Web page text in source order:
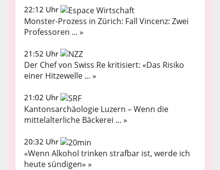
22:12 Uhr
Monster-Prozess in Zürich: Fall Vincenz: Zwei
Professoren ... »
21:52 Uhr
Der Chef von Swiss Re kritisiert: «Das Risiko
einer Hitzewelle ... »
21:02 Uhr
Kantonsarchäologie Luzern – Wenn die
mittelalterliche Bäckerei ... »
20:32 Uhr
«Wenn Alkohol trinken strafbar ist, werde ich
heute sündigen» »